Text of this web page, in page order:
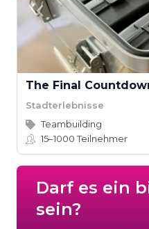
The Final
Stadterlebnisse
Teambuilding
15–1000Teilnehmer
Darf es ein
sein?